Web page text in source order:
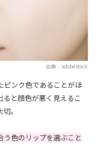
出典：adobestock
ピンク色であることがほ
ると顔色が悪く見えるこ
。
う色のリップを選ぶこと